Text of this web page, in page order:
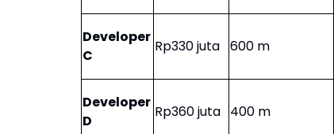
Developer
C
Rp330 juta 600 m
Developer
D
Rp360 juta 400 m